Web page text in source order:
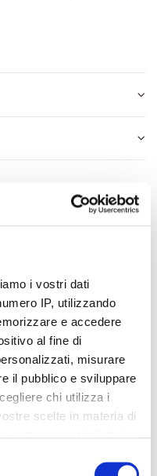
i vostri dati
IP, utilizzando
e accedere
al fine di
misurare
il pubblico e sviluppare
chi utilizza i
scelte in materia di
in qualsiasi
-42%